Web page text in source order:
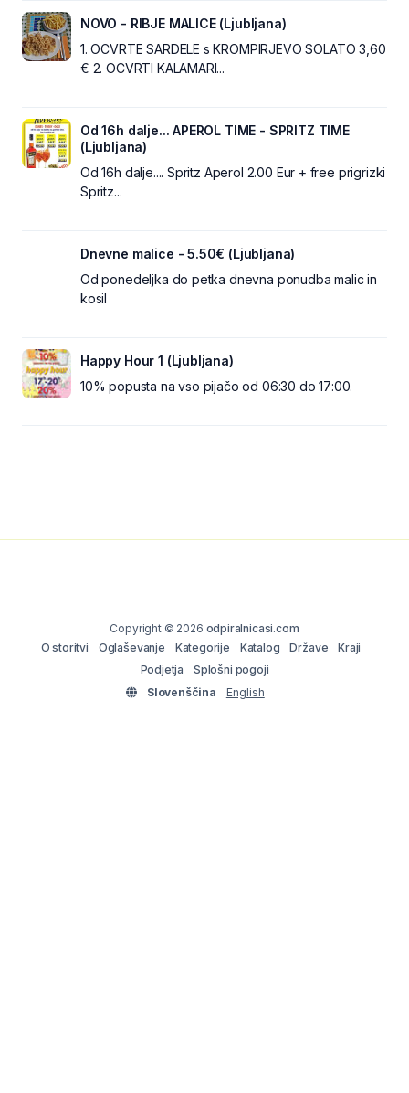
NOVO - RIBJE MALICE (Ljubljana)
1. OCVRTE SARDELE s KROMPIRJEVO SOLATO 3,60
€ 2. OCVRTI KALAMARI...
Od 16h dalje... APEROL TIME - SPRITZ TIME
(Ljubljana)
Od 16h dalje.... Spritz Aperol 2.00 Eur + free prigrizki
Spritz...
Dnevne malice - 5.50€ (Ljubljana)
Od ponedeljka do petka dnevna ponudba malic in
kosil
Happy Hour 1 (Ljubljana)
10% popusta na vso pijačo od 06:30 do 17:00.
Copyright © 2026 odpiralnicasi.com
O storitvi
Oglaševanje Kategorije Katalog Države
Kraji
Podjetja
Splošni pogoji
Slovenščina
English